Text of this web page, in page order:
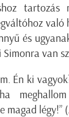
tartozás
való
és ug
van
Én ki
meghallom
magad légy!”